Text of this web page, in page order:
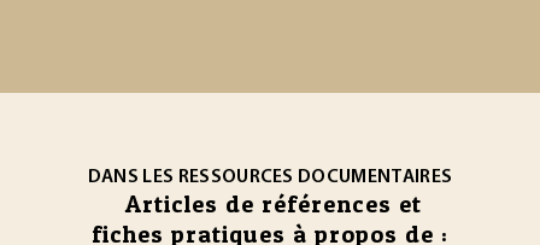
DANS LES RESSOURCES DOCUMENTAIRES
Articles de références et
fiches pratiques à propos de :